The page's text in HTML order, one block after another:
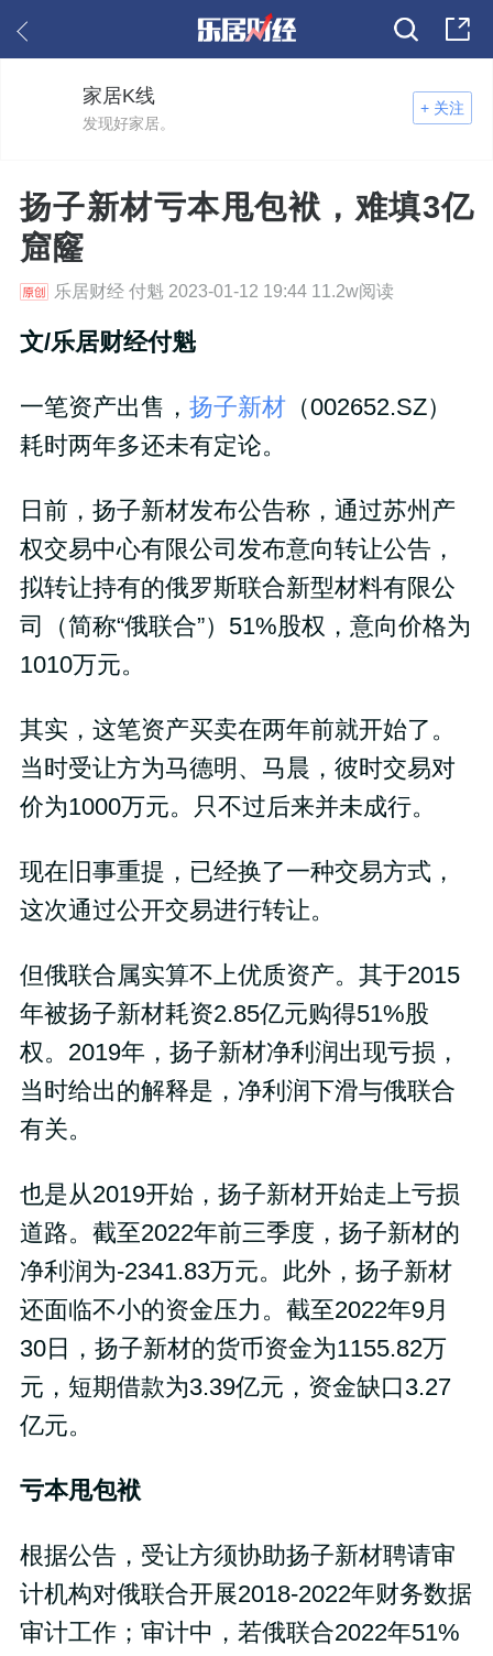
+ 关注
家居K线
发现好家居。
扬子新材亏本甩包袱，难填3亿
窟窿
乐居财经 付魁 2023-01-12 19:44 11.2w阅读
文/乐居财经付魁
一笔资产出售， 扬子新材（002652.SZ）
耗时两年多还未有定论。
日前，扬子新材发布公告称，通过苏州产
权交易中心有限公司发布意向转让公告，
拟转让持有的俄罗斯联合新型材料有限公
司（简称“俄联合”）51%股权，意向价格为
1010万元。
其实，这笔资产买卖在两年前就开始了。
当时受让方为马德明、马晨，彼时交易对
价为1000万元。只不过后来并未成行。
现在旧事重提，已经换了一种交易方式，
这次通过公开交易进行转让。
但俄联合属实算不上优质资产。其于2015
年被扬子新材耗资2.85亿元购得51%股
权。2019年，扬子新材净利润出现亏损，
当时给出的解释是，净利润下滑与俄联合
有关。
也是从2019开始，扬子新材开始走上亏损
道路。截至2022年前三季度，扬子新材的
净利润为-2341.83万元。此外，扬子新材
还面临不小的资金压力。截至2022年9月
30日，扬子新材的货币资金为1155.82万
元，短期借款为3.39亿元，资金缺口3.27
亿元。
亏本甩包袱
根据公告，受让方须协助扬子新材聘请审
计机构对俄联合开展2018-2022年财务数据
审计工作；审计中，若俄联合2022年51%